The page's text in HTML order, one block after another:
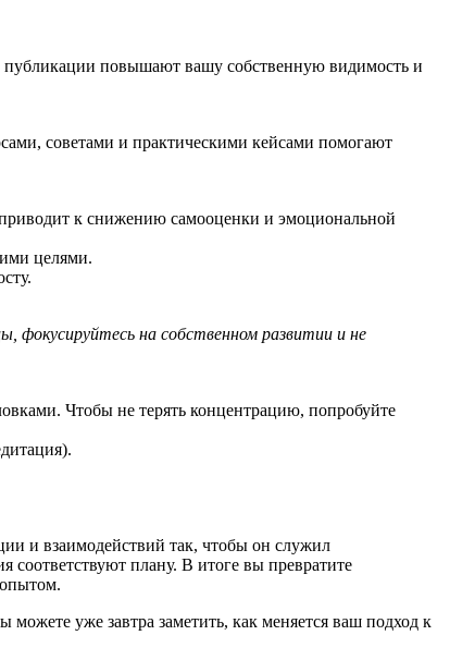
публикации повышают вашу собственную видимость и
советами и практическими кейсами помогают
к снижению самооценки и эмоциональной
целями.
фокусируйтесь на собственном развитии и не
Чтобы не терять концентрацию, попробуйте
и взаимодействий так, чтобы он служил
соответствуют плану. В итоге вы превратите
уже завтра заметить, как меняется ваш подход к